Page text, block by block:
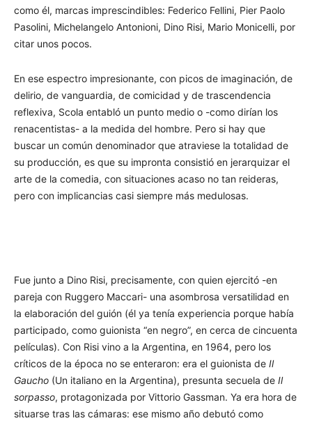
como él, marcas imprescindibles: Federico Fellini, Pier Paolo
Pasolini, Michelangelo Antonioni, Dino Risi, Mario Monicelli, por
citar unos pocos.
En ese espectro impresionante, con picos de imaginación, de
delirio, de vanguardia, de comicidad y de trascendencia
reflexiva, Scola entabló un punto medio o -como dirían los
renacentistas- a la medida del hombre. Pero si hay que
buscar un común denominador que atraviese la totalidad de
su producción, es que su impronta consistió en jerarquizar el
arte de la comedia, con situaciones acaso no tan reideras,
pero con implicancias casi siempre más medulosas.
Fue junto a Dino Risi, precisamente, con quien ejercitó -en
pareja con Ruggero Maccari- una asombrosa versatilidad en
la elaboración del guión (él ya tenía experiencia porque había
participado, como guionista “en negro”, en cerca de cincuenta
películas). Con Risi vino a la Argentina, en 1964, pero los
críticos de la época no se enteraron: era el guionista de Il
Gaucho (Un italiano en la Argentina), presunta secuela de Il
sorpasso, protagonizada por Vittorio Gassman. Ya era hora de
situarse tras las cámaras: ese mismo año debutó como